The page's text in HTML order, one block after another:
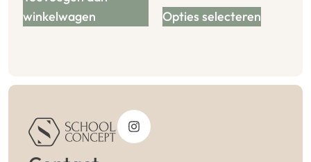
winkelwagen
Opties selecteren